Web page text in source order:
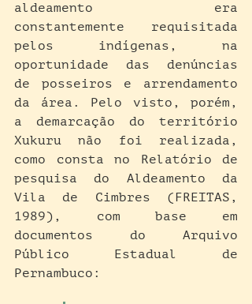
aldeamento era
constantemente requisitada
pelos indígenas, na
oportunidade das denúncias
de posseiros e arrendamento
da área. Pelo visto, porém,
a demarcação do território
Xukuru não foi realizada,
como consta no Relatório de
pesquisa do Aldeamento da
Vila de Cimbres (FREITAS,
1989), com base em
documentos do Arquivo
Público Estadual de
Pernambuco: